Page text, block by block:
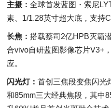
主摄： 全球首发蓝图・索尼
素、1/1.28英寸超大底，支持
长焦： 搭载蔡司2亿HPB灭霸
合vivo自研蓝图影像芯片V3+
应。
闪光灯： 首创三焦段变焦闪光
和85mm三大经典焦段，其中